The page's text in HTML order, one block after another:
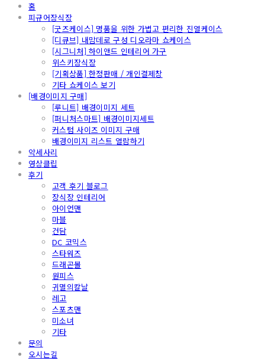
홈
피규어장식장
[굿즈케이스] 명품을 위한 가볍고 편리한 진열케이스
[디큐브] 내맘데로 구성 디오라마 쇼케이스
[시그니처] 하이앤드 인테리어 가구
위스키장식장
[기획상품] 한정판매 / 개인결제창
기타 쇼케이스 보기
[배경이미지 구매]
[루니트] 배경이미지 세트
[퍼니처스마트] 배경이미지세트
커스텀 사이즈 이미지 구매
배경이미지 리스트 열람하기
악세사리
영상클립
후기
고객 후기 블로그
장식장 인테리어
아이언맨
마블
건담
DC 코믹스
스타워즈
드래곤볼
원피스
귀멸의칼날
레고
스포츠맨
미소녀
기타
문의
오시는길